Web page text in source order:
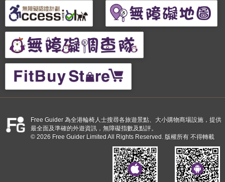
Free Guider 為全港輪椅人士搜尋各旅遊景點、大小購物商場設施，提供
最全面及準確的外遊資訊，無障礙指數及點評。
© 2026 Free Guider Limited All Rights Reserved. 版權所有 不得轉載